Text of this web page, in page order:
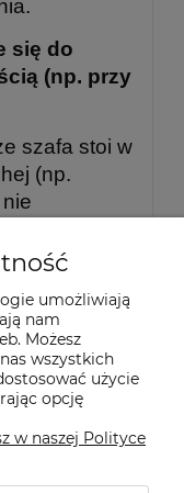
się do
(np. przy
szafa stoi w
(np.
sobie z
w
być
umożliwiają
nam
Możesz
wszystkich
użycie
opcję
w naszej Polityce